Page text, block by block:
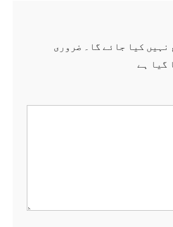
کیا جائے گا۔
ضروری
گیا ہے